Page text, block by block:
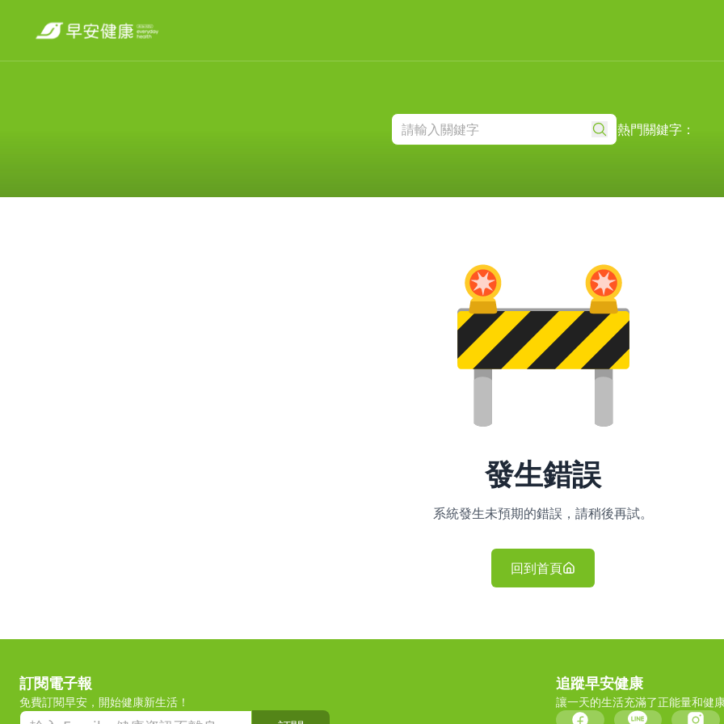
熱門關鍵字：
發生錯誤
系統發生未預期的錯誤，請稍後再試。
回到首頁
訂閱電子報
免費訂閱早安，開始健康新生活！
追蹤早安健康
讓一天的生活充滿了正能量和健